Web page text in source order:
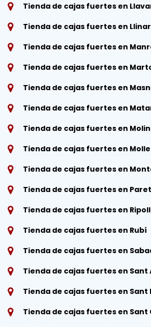
Tienda de cajas fuertes en
Tienda de cajas fuertes en
Tienda de cajas fuertes en
Tienda de cajas fuertes en
Tienda de cajas fuertes en
Tienda de cajas fuertes en
Tienda de cajas fuertes en
Tienda de cajas fuertes en
Tienda de cajas fuertes en
Tienda de cajas fuertes en
Tienda de cajas fuertes en
Tienda de cajas fuertes en Rubí
Tienda de cajas fuertes en
Tienda de cajas fuertes en Sant
Tienda de cajas fuertes en Sant
Tienda de cajas fuertes en Sant